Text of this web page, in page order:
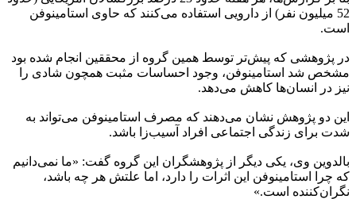
52 میلیون نفر) از دارویی استفاده می‌کنند که حاوی استامینوفن
است.
در پژوهشی که پیش‌تر توسط همین گروه از محققین انجام شده بود
مشخص شد استامینوفن، وجود احساسات مثبت همچون شادی را
نیز در انسان‌ها کاهش می‌دهد.
این دو پژوهش نشان می‌دهند که مصرف استامینوفن می‌تواند به
شدت برای زندگی اجتماعی افراد آسیب‌زا باشد.
بالدوین وی، یکی دیگر از پژوهشگران این گروه گفت: «ما نمی‌دانیم
که چرا استامینوفن این اثرات را دارد، اما علتش هر چه باشد،
نگران‌کننده است.»